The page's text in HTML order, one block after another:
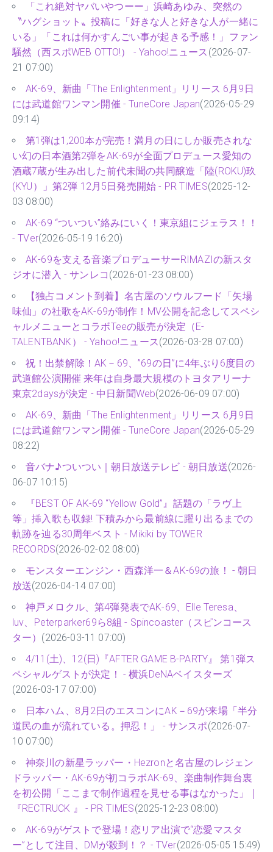
「これ絶対ヤバいやつーー」浜崎あゆみ、突然の
〝ハグショット〟投稿に「好きな人と好きな人が一緒に
いる」「これは何かすんごい事が起きる予感！」ファン
騒然（西スポWEB OTTO!） - Yahoo!ニュース (2026-07-
21 07:00)
AK-69、新曲「The Enlightenment」リリース 6月9日
には武道館ワンマン開催 - TuneCore Japan(2026-05-29
09:14)
第1弾は1,200本が完売！満月の日にしか販売されな
い幻の日本酒第2弾をAK-69が全面プロデュース愛知の
酒蔵7蔵が生み出した前代未聞の共同醸造「陸(ROKU)玖
(KYU）」第2弾 12月5日発売開始 - PR TIMES(2025-12-
03 08:00)
AK-69 “ついつい”絡みにいく！東京組にジェラス！！
- TVer(2026-05-19 16:20)
AK-69を支える音楽プロデューサーRIMAZIの新スタ
ジオに潜入 - サンレコ (2026-01-23 08:00)
【独占コメント到着】名古屋のソウルフード「矢場
味仙」の社歌をAK-69が制作！MV公開を記念してスペシ
ャルメニューとコラボTeeの販売が決定（E-
TALENTBANK） - Yahoo!ニュース(2026-03-28 07:00)
祝！出禁解除！AK－69、”69の日”に4年ぶり6度目の
武道館公演開催 来年は自身最大規模のトヨタアリーナ
東京2daysが決定 - 中日新聞Web(2026-06-09 07:00)
AK-69、新曲「The Enlightenment」リリース 6月9日
には武道館ワンマン開催 - TuneCore Japan(2026-05-29
08:22)
音バナ♪ついつい｜朝日放送テレビ - 朝日放送(2026-
06-07 10:15)
『BEST OF AK-69 “Yellow Gold”』話題の「ラヴ上
等」挿入歌も収録! 下積みから最前線に躍り出るまでの
軌跡を辿る30周年ベスト - Mikiki by TOWER
RECORDS(2026-02-02 08:00)
モンスターエンジン・西森洋一＆AK-69の旅！ - 朝日
放送(2026-04-14 07:00)
神戸メロクル、第4弾発表でAK-69、Elle Teresa、
luv、Peterparker69ら8組 - Spincoaster（スピンコース
ター） (2026-03-11 07:00)
4/11(土)、12(日)『AFTER GAME B-PARTY』 第1弾ス
ペシャルゲストが決定！ - 横浜DeNAベイスターズ
(2026-03-17 07:00)
日本ハム、8月2日のエスコンにAK－69が来場「半分
道民の血が流れている。押忍！」 - サンスポ(2026-07-
10 07:00)
神奈川の新星ラッパー・Hezronと名古屋のレジェン
ドラッパー・AK-69が初コラボAK-69、楽曲制作舞台裏
を初公開「ここまで制作過程を見せる事はなかった」｜
『RECTRUCK 』 - PR TIMES(2025-12-23 08:00)
AK-69がゲストで登場！恋リア出演で“恋愛マスタ
ー”として注目、DMが殺到！？ - TVer(2026-05-05 15:49)